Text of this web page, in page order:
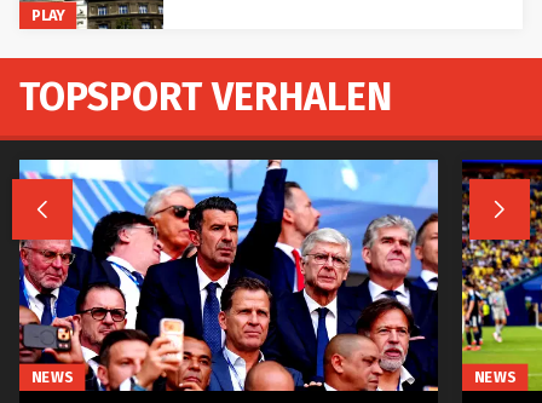
PLAY
TOPSPORT VERHALEN
 
NEWS NEWS